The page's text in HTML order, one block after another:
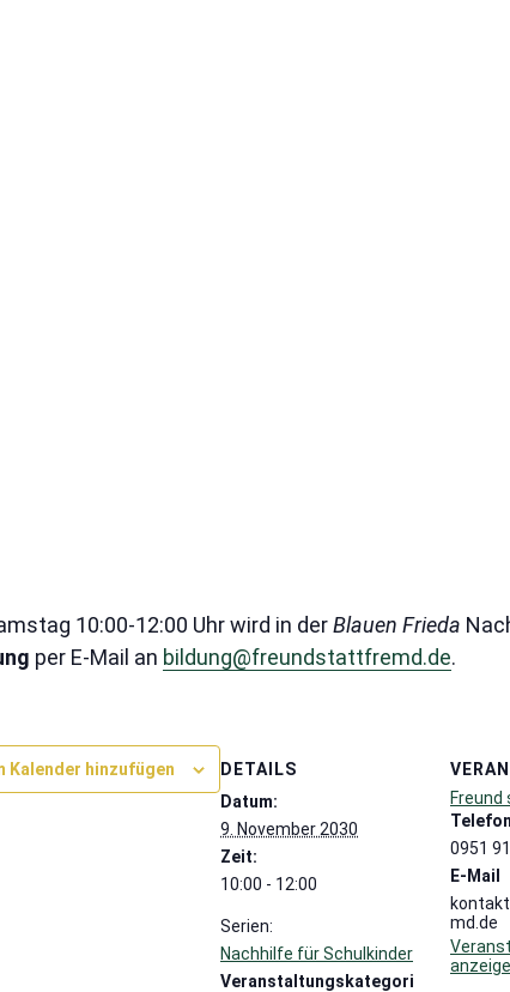
10:00-12:00 Uhr wird in derBlauen Frieda
per E-Mail an bildung@freundstattfremd.de.
Kalender hinzufügen
DETAILS
Datum:
9. November 2030
Zeit:
10:00 - 12:00
Serien:
Nachhilfe für Schulkinder
Veranstaltungskategori
Telefon
0951
E-Mail
md.de